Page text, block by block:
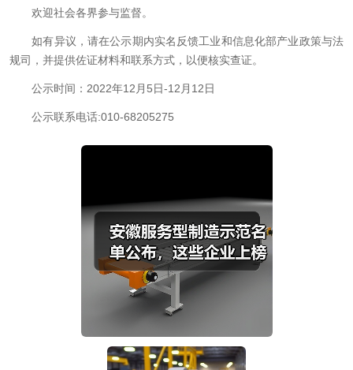
欢迎社会各界参与监督。
如有异议，请在公示期内实名反馈工业和信息化部产业政策与法
规司，并提供佐证材料和联系方式，以便核实查证。
公示时间：2022年12月5日-12月12日
公示联系电话:010-68205275